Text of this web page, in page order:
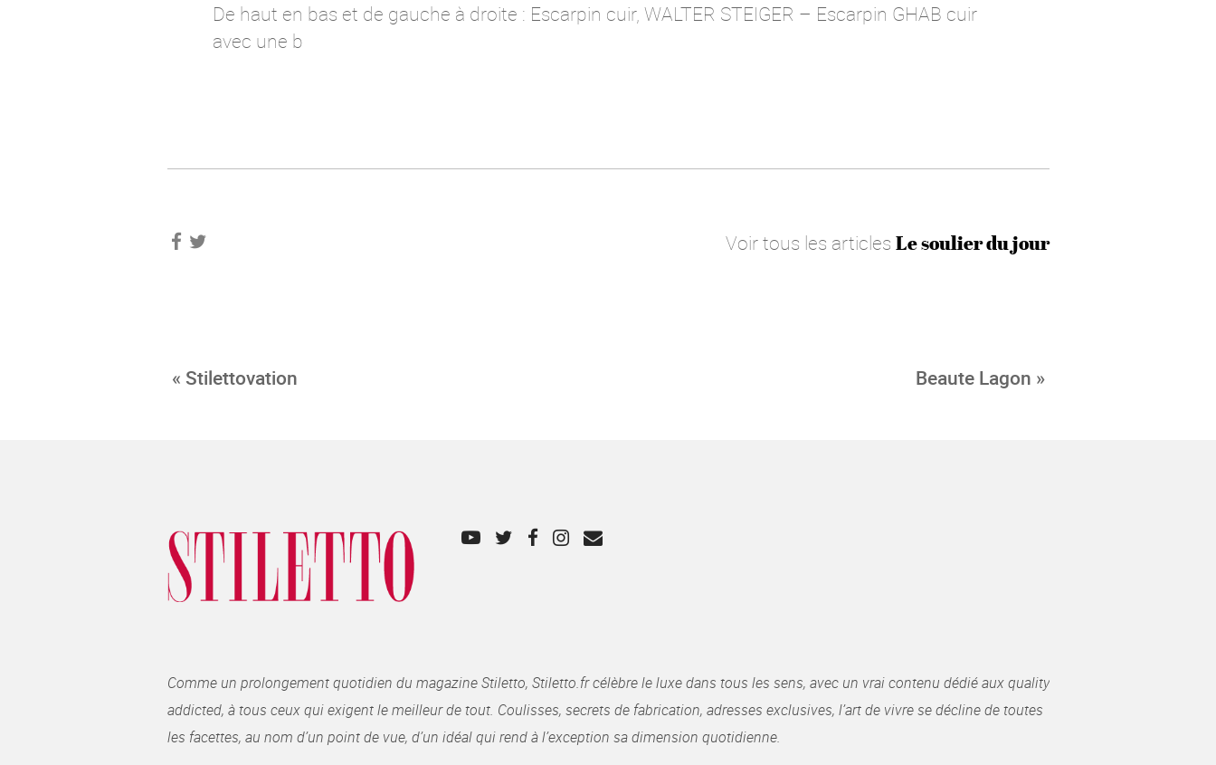
De haut en bas et de gauche à droite : Escarpin cuir, WALTER STEIGER – Escarpin GHAB cuir
avec une b
Voir tous les articles Le soulier du jour
« Stilettovation Beaute Lagon »
Comme un prolongement quotidien du magazine Stiletto, Stiletto.fr célèbre le luxe dans tous les sens, avec un vrai contenu dédié aux quality
addicted, à tous ceux qui exigent le meilleur de tout. Coulisses, secrets de fabrication, adresses exclusives, l’art de vivre se décline de toutes
les facettes, au nom d’un point de vue, d’un idéal qui rend à l’exception sa dimension quotidienne.